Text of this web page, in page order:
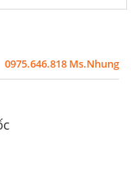
0975.646.818 Ms.Nhung